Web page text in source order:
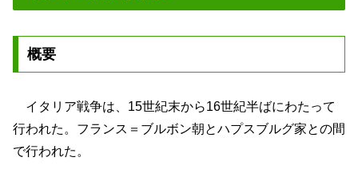
概要
イタリア戦争は、15世紀末から16世紀半ばにわたって
行われた。フランス＝ブルボン朝とハプスブルグ家との間
で行われた。